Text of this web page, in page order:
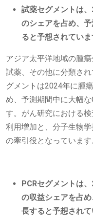
試薬セグメントは
のシェアを占め、
ると予想されていま
アジア太平洋地域の腫
試薬、その他に分類さ
グメントは2024年に腫
め、予測期間中に大幅な
す。がん研究における
利用増加と、分子生物
の牽引役となっています
PCRセグメントは
の収益シェアを占
長すると予想されて